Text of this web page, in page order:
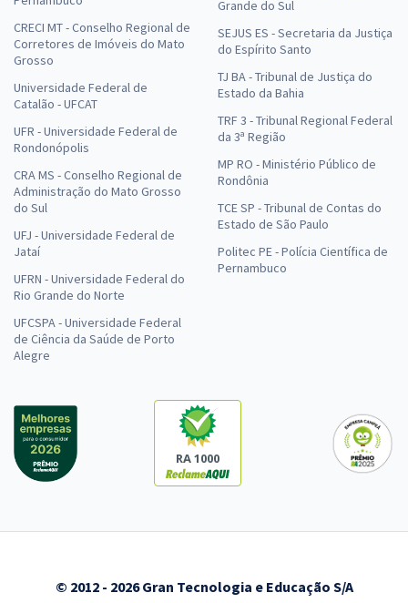
CRECI MT - Conselho Regional de
Corretores de Imóveis do Mato
Grosso
Universidade Federal de
Catalão - UFCAT
UFR - Universidade Federal de
Rondonópolis
CRA MS - Conselho Regional de
Administração do Mato Grosso
do Sul
UFJ - Universidade Federal de
Jataí
UFRN - Universidade Federal do
Rio Grande do Norte
UFCSPA - Universidade Federal
de Ciência da Saúde de Porto
Alegre
Grande do Sul
SEJUS ES - Secretaria da Justiça
do Espírito Santo
TJ BA - Tribunal de Justiça do
Estado da Bahia
TRF 3 - Tribunal Regional Federal
da 3ª Região
MP RO - Ministério Público de
Rondônia
TCE SP - Tribunal de Contas do
Estado de São Paulo
Politec PE - Polícia Científica de
Pernambuco
RA 1000
© 2012 - 2026 Gran Tecnologia e Educação S/A